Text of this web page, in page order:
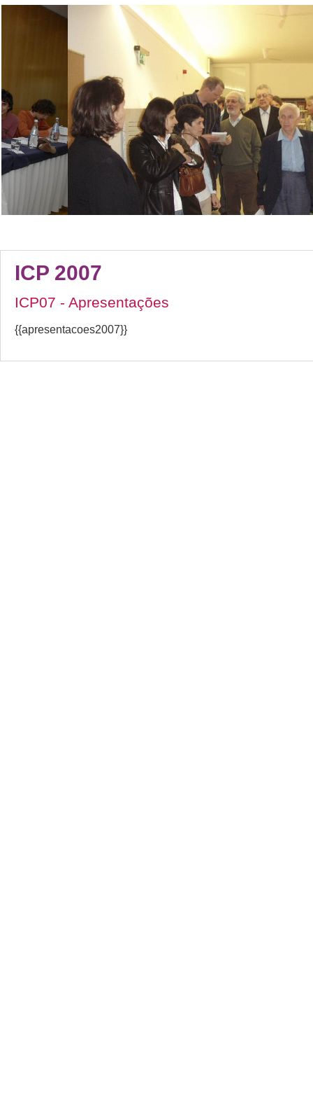
ICP 2007
ICP07 - Apresentações
{{apresentacoes2007}}